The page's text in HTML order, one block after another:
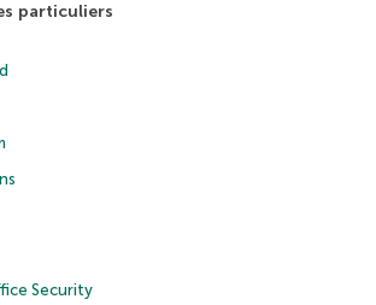
particuliers
Security